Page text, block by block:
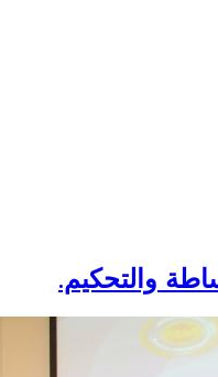
والتحكيم.